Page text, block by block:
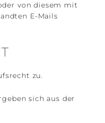
von diesem mit
E-Mails
zu.
sich aus der